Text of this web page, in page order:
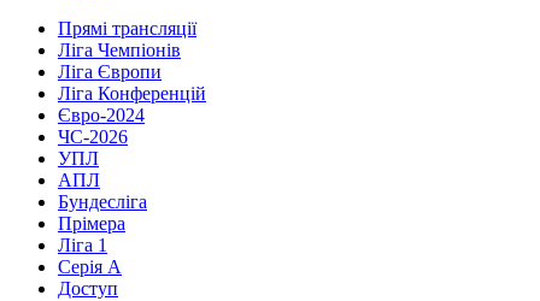
Прямі трансляції
Ліга Чемпіонів
Ліга Європи
Ліга Конференцій
Євро-2024
ЧС-2026
УПЛ
АПЛ
Бундесліга
Прімера
Ліга 1
Серія А
Доступ